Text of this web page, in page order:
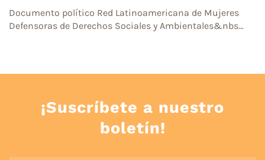
Documento político Red Latinoamericana de Mujeres
Defensoras de Derechos Sociales y Ambientales&nbs…
¡Suscríbete a nuestro
boletín!